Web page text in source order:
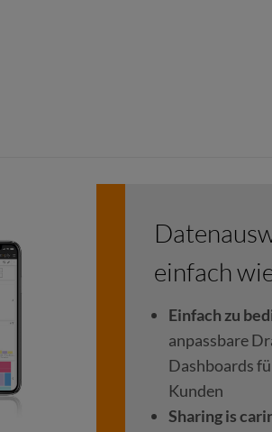
einfach
Einfach zu
anpassbare
Dashboards
Kunden
Sharing is